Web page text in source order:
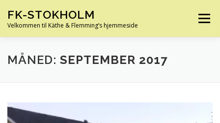
indhold
FK-STOKHOLM
Velkommen til Käthe & Flemming’s hjemmeside
Menu
HJEM OM OS HUS OG HAVE FERIE
MÅNED: SEPTEMBER 2017